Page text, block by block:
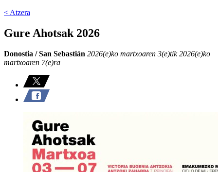
< Atzera
Gure Ahotsak 2026
Donostia / San Sebastián 2026(e)ko martxoaren 3(e)tik 2026(e)ko
martxoaren 7(e)ra